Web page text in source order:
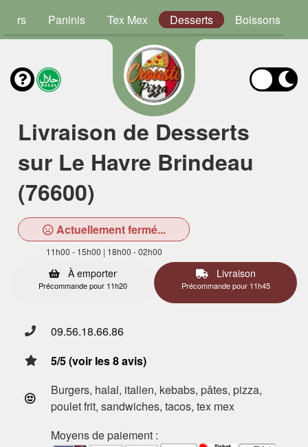
Paninis Tex Mex Desserts Boissons
Livraison de Desserts
sur Le Havre Brindeau
(76600)
Actuellement fermé...
11h00 - 15h00 | 18h00 - 02h00
À emporter
Précommande pour 11h20
Livraison
Précommande pour 11h45
09.56.18.66.86
5/5 (voir les 8 avis)
Burgers, halal, italien, kebabs, pâtes, pizza,
poulet frit, sandwiches, tacos, tex mex
Moyens de paiement :